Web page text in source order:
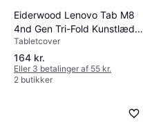
Eiderwood Lenovo Tab M8
4nd Gen Tri-Fold Kunstlæder
Flip Cover
Tabletcover
164 kr.
Eller 3 betalinger af 55 kr.
2 butikker